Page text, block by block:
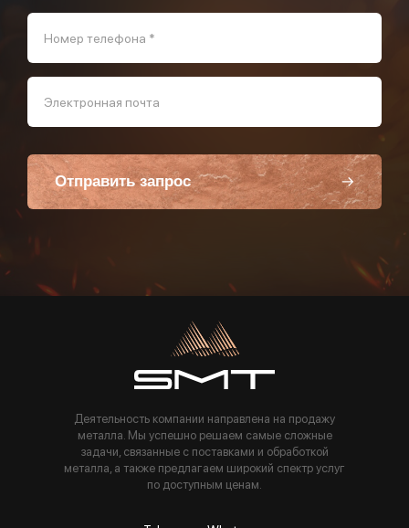
Номер телефона *
Электронная почта
Отправить запрос
Пользуясь данной формой вы соглашаетесь с политикой компании
Деятельность компании направлена на продажу
металла. Мы успешно решаем самые сложные
задачи, связанные с поставками и обработкой
металла, а также предлагаем широкий спектр услуг
по доступным ценам.